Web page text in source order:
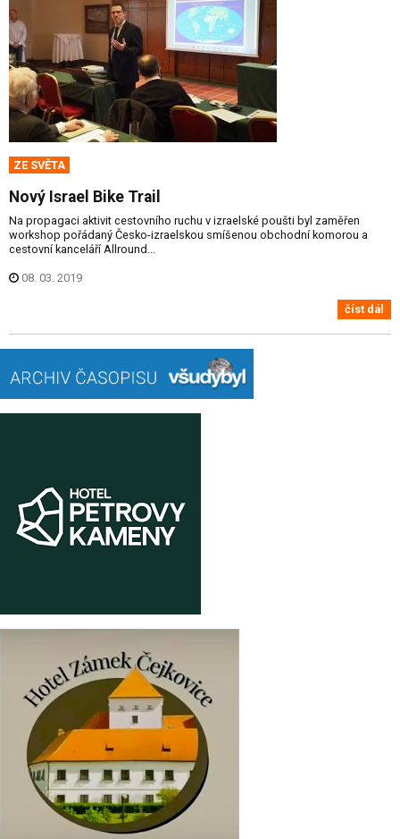
ZE SVĚTA
Nový Israel Bike Trail
Na propagaci aktivit cestovního ruchu v izraelské poušti byl zaměřen
workshop pořádaný Česko-izraelskou smíšenou obchodní komorou a
cestovní kanceláří Allround...
08. 03. 2019
číst dál